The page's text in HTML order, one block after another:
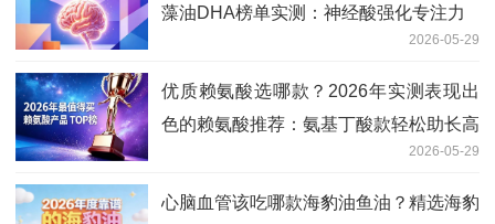
藻油DHA榜单实测：神经酸强化专注力
2026-05-29
优质赖氨酸选哪款？2026年实测表现出
色的赖氨酸推荐：氨基丁酸款轻松助长高
2026-05-29
心脑血管该吃哪款海豹油鱼油？精选海豹